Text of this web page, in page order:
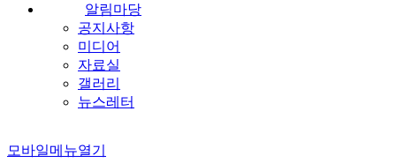
알림마당
공지사항
미디어
자료실
갤러리
뉴스레터
모바일메뉴열기